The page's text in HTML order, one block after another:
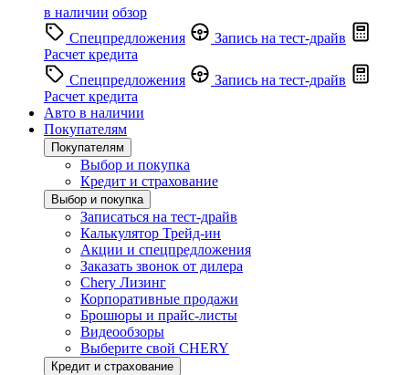
в наличии обзор
Спецпредложения
Запись на тест-драйв
Расчет кредита
Спецпредложения
Запись на тест-драйв
Расчет кредита
Авто в наличии
Покупателям
Покупателям
Выбор и покупка
Кредит и страхование
Выбор и покупка
Записаться на тест-драйв
Калькулятор Трейд-ин
Акции и спецпредложения
Заказать звонок от дилера
Chery Лизинг
Корпоративные продажи
Брошюры и прайс-листы
Видеообзоры
Выберите свой CHERY
Кредит и страхование